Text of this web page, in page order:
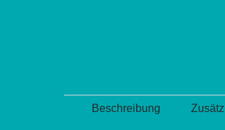
Beschreibung